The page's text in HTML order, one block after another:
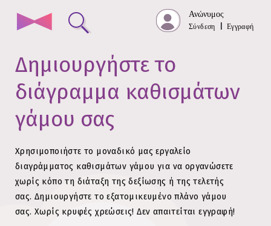
Ανώνυμος
Σύνδεση Εγγραφή
Δημιουργήστε το
διάγραμμα καθισμάτων
γάμου σας
Χρησιμοποιήστε το μοναδικό μας εργαλείο
διαγράμματος καθισμάτων γάμου για να οργανώσετε
χωρίς κόπο τη διάταξη της δεξίωσης ή της τελετής
σας. Δημιουργήστε το εξατομικευμένο πλάνο γάμου
σας. Χωρίς κρυφές χρεώσεις! Δεν απαιτείται εγγραφή!